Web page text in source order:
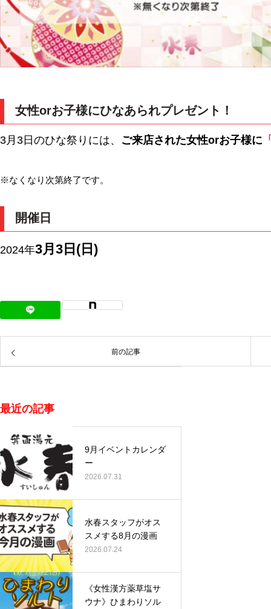
女性orお子様にひなあられプレゼント！
3月3日のひな祭りには、 ご来店された女性orお子様に
※なくなり次第終了です。
開催日
2024年3月3日(日)
前の記事
最近の記事
9月イベントカレンダ
ー
2026.07.31
水春スタッフがオス
スメする8月の漫画
2026.07.24
《女性漢方薬草塩サ
ウナ》ひまわりソル